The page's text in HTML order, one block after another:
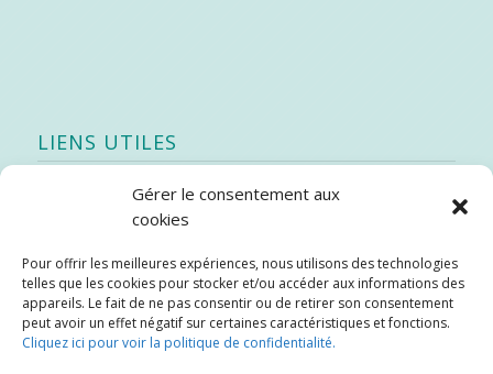
Gérer le consentement aux
cookies
Pour offrir les meilleures expériences, nous utilisons des technologies
telles que les cookies pour stocker et/ou accéder aux informations des
appareils. Le fait de ne pas consentir ou de retirer son consentement
peut avoir un effet négatif sur certaines caractéristiques et fonctions.
Cliquez ici pour voir la politique de confidentialité.
LIENS UTILES
Quoi de neuf
Stratégie québécoise d’économie d’eau potable
Bibliothèque
Météo locale